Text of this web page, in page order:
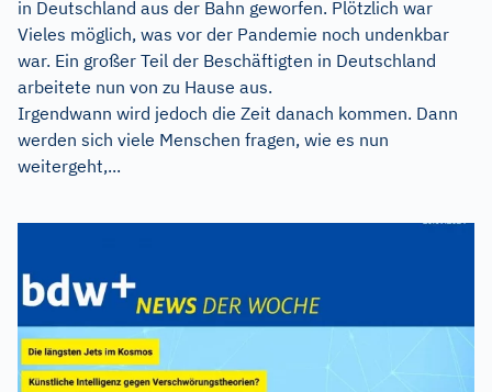
in Deutschland aus der Bahn geworfen. Plötzlich war
Vieles möglich, was vor der Pandemie noch undenkbar
war. Ein großer Teil der Beschäftigten in Deutschland
arbeitete nun von zu Hause aus.
Irgendwann wird jedoch die Zeit danach kommen. Dann
werden sich viele Menschen fragen, wie es nun
weitergeht,...